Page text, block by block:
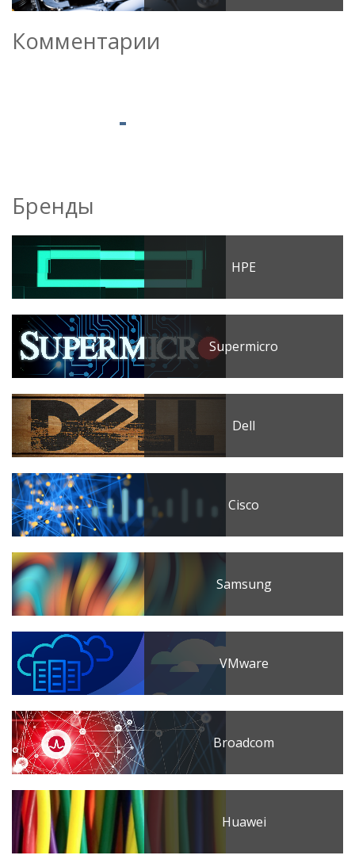
Комментарии
Бренды
HPE
Supermicro
Dell
Cisco
Samsung
VMware
Broadcom
Huawei